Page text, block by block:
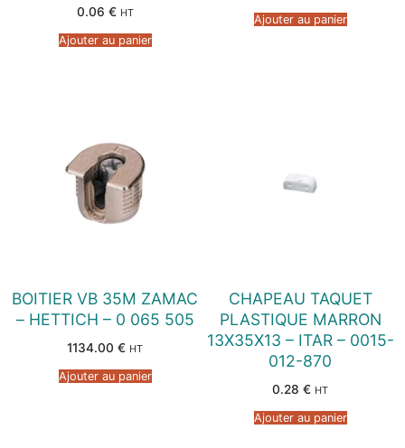
0.06 € HT
Ajouter au panier
Ajouter au panier
BOITIER VB 35M ZAMAC
– HETTICH – 0 065 505
1134.00 € HT
Ajouter au panier
CHAPEAU TAQUET
PLASTIQUE MARRON
13X35X13 – ITAR – 0015-
012-870
0.28 € HT
Ajouter au panier